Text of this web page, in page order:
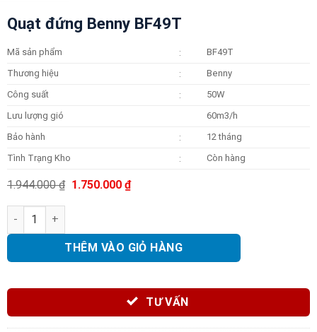
Quạt đứng Benny BF49T
Mã sản phẩm :
BF49T
Thương hiệu
:
Benny
Công suất
:
50W
Lưu lượng gió
60m3/h
Bảo hành
:
12 tháng
Tình Trạng Kho
: Còn hàng
1.944.000₫ Giá
1.750.000 ₫Giá
hiện
Quạt đứng Benny BF49T số lượng
THÊM VÀO GIỎ HÀNG
TƯ VẤN